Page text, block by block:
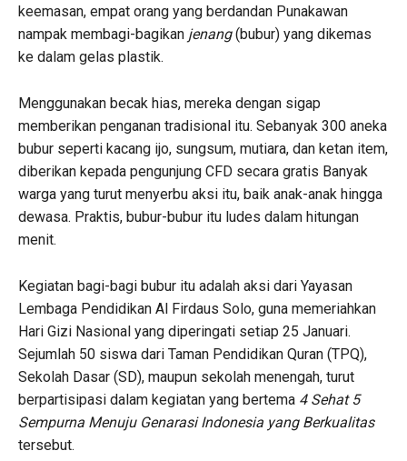
keemasan, empat orang yang berdandan Punakawan
nampak membagi-bagikan jenang(bubur) yang dikemas
ke dalam gelas plastik.
Menggunakan becak hias, mereka dengan sigap
memberikan penganan tradisional itu. Sebanyak 300 aneka
bubur seperti kacang ijo, sungsum, mutiara, dan ketan item,
diberikan kepada pengunjung CFD secara gratis Banyak
warga yang turut menyerbu aksi itu, baik anak-anak hingga
dewasa. Praktis, bubur-bubur itu ludes dalam hitungan
menit.
Kegiatan bagi-bagi bubur itu adalah aksi dari Yayasan
Lembaga Pendidikan Al Firdaus Solo, guna memeriahkan
Hari Gizi Nasional yang diperingati setiap 25 Januari.
Sejumlah 50 siswa dari Taman Pendidikan Quran (TPQ),
Sekolah Dasar (SD), maupun sekolah menengah, turut
berpartisipasi dalam kegiatan yang bertema 4 Sehat 5
Sempurna Menuju Genarasi Indonesia yang Berkualitas
tersebut.